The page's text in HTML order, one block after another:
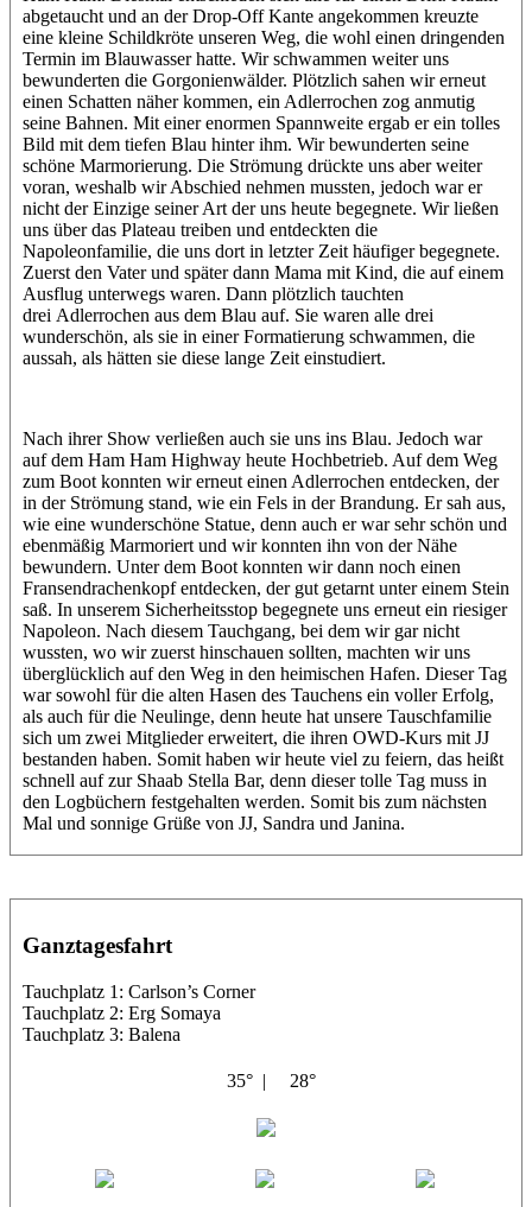
abgetaucht und an der Drop-Off Kante angekommen kreuzte
eine kleine Schildkröte unseren Weg, die wohl einen dringenden
Termin im Blauwasser hatte. Wir schwammen weiter uns
bewunderten die Gorgonienwälder. Plötzlich sahen wir erneut
einen Schatten näher kommen, ein Adlerrochen zog anmutig
seine Bahnen. Mit einer enormen Spannweite ergab er ein tolles
Bild mit dem tiefen Blau hinter ihm. Wir bewunderten seine
schöne Marmorierung. Die Strömung drückte uns aber weiter
voran, weshalb wir Abschied nehmen mussten, jedoch war er
nicht der Einzige seiner Art der uns heute begegnete. Wir ließen
uns über das Plateau treiben und entdeckten die
Napoleonfamilie, die uns dort in letzter Zeit häufiger begegnete.
Zuerst den Vater und später dann Mama mit Kind, die auf einem
Ausflug unterwegs waren. Dann plötzlich tauchten
drei Adlerrochen aus dem Blau auf. Sie waren alle drei
wunderschön, als sie in einer Formatierung schwammen, die
aussah, als hätten sie diese lange Zeit einstudiert.
Nach ihrer Show verließen auch sie uns ins Blau. Jedoch war
auf dem Ham Ham Highway heute Hochbetrieb. Auf dem Weg
zum Boot konnten wir erneut einen Adlerrochen entdecken, der
in der Strömung stand, wie ein Fels in der Brandung. Er sah aus,
wie eine wunderschöne Statue, denn auch er war sehr schön und
ebenmäßig Marmoriert und wir konnten ihn von der Nähe
bewundern. Unter dem Boot konnten wir dann noch einen
Fransendrachenkopf entdecken, der gut getarnt unter einem Stein
saß. In unserem Sicherheitsstop begegnete uns erneut ein riesiger
Napoleon. Nach diesem Tauchgang, bei dem wir gar nicht
wussten, wo wir zuerst hinschauen sollten, machten wir uns
überglücklich auf den Weg in den heimischen Hafen. Dieser Tag
war sowohl für die alten Hasen des Tauchens ein voller Erfolg,
als auch für die Neulinge, denn heute hat unsere Tauschfamilie
sich um zwei Mitglieder erweitert, die ihren OWD-Kurs mit JJ
bestanden haben. Somit haben wir heute viel zu feiern, das heißt
schnell auf zur Shaab Stella Bar, denn dieser tolle Tag muss in
den Logbüchern festgehalten werden. Somit bis zum nächsten
Mal und sonnige Grüße von JJ, Sandra und Janina.
Ganztagesfahrt
Tauchplatz 1: Carlson’s Corner
Tauchplatz 2: Erg Somaya
Tauchplatz 3: Balena
35° | 28°